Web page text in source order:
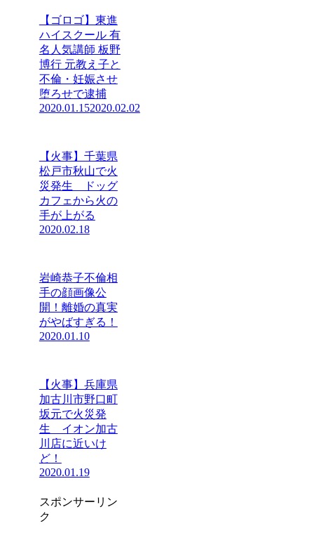
【ゴロゴ】東進
ハイスクール 有
名人気講師 板野
博行 元教え子と
不倫・妊娠させ
堕ろせで逮捕
2020.01.152020.02.02
【火事】千葉県
松戸市秋山で火
災発生 ドッグ
カフェから火の
手が上がる
2020.02.18
岩崎恭子不倫相
手の顔画像公
開！離婚の真実
がやばすぎる！
2020.01.10
【火事】兵庫県
加古川市野口町
坂元で火災発
生 イオン加古
川店に近いけ
ど！
2020.01.19
スポンサーリン
ク